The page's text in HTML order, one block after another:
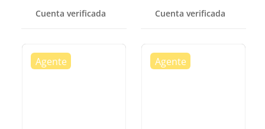
Cuenta verificada Cuenta verificada